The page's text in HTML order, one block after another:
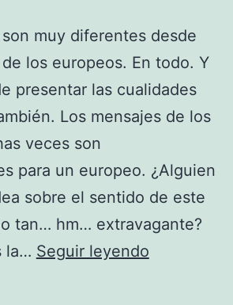
muy diferentes desde
los europeos. En todo. Y
presentar las cualidades
Los mensajes de los
veces son
para un europeo. ¿Alguien
sobre el sentido de este
tan… hm… extravagante?
la… Seguir leyendoEl